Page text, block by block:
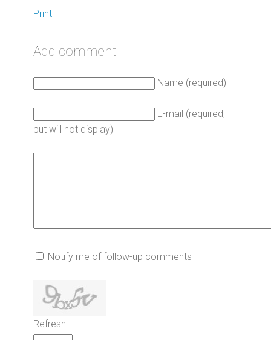
Print
Add comment
Name (required)
E-mail (required,
but will not display)
Notify me of follow-up comments
Refresh